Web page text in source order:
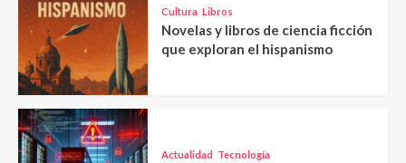
Cultura Libros
Novelas y libros de ciencia ficción
que exploran el hispanismo
Actualidad Tecnología